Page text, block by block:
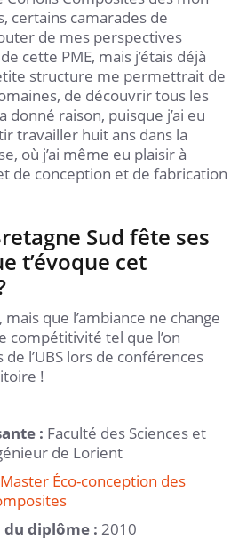
certains camarades de
de mes perspectives
cette PME, mais j’étais déjà
structure me permettrait de
de découvrir tous les
donné raison, puisque j’ai eu
travailler huit ans dans la
où j’ai même eu plaisir à
de conception et de fabrication
Sud fête ses
t’évoque cet
que l’ambiance ne change
compétitivité tel que l’on
l’UBS lors de conférences
!
: Faculté des Sciences et
de Lorient
Master Éco-conception des
du diplôme : 2010